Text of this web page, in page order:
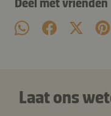
Laat ons